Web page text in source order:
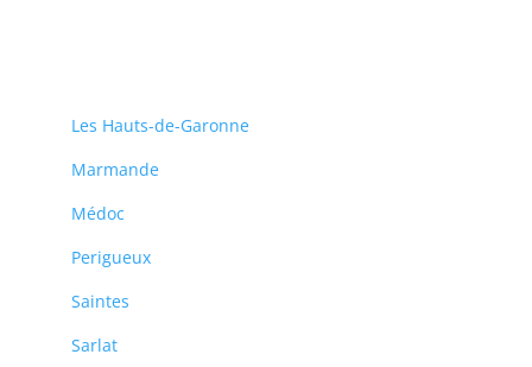
Les Hauts-de-Garonne
Marmande
Médoc
Perigueux
Saintes
Sarlat